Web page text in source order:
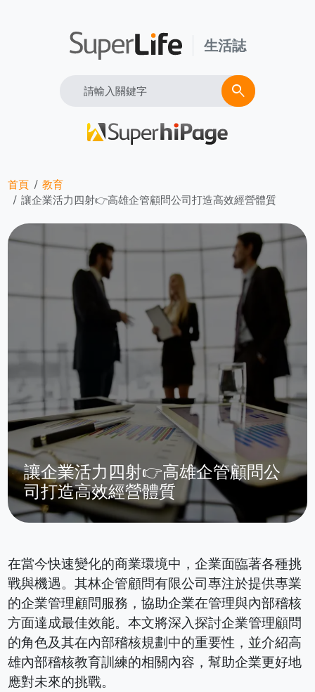
生活誌
Search search
首頁
教育
讓企業活力四射👉高雄企管顧問公司打造高效經營體質
讓企業活力四射👉高雄企管顧問公
司打造高效經營體質
在當今快速變化的商業環境中，企業面臨著各種挑
戰與機遇。其林企管顧問有限公司專注於提供專業
的企業管理顧問服務，協助企業在管理與內部稽核
方面達成最佳效能。本文將深入探討企業管理顧問
的角色及其在內部稽核規劃中的重要性，並介紹高
雄內部稽核教育訓練的相關內容，幫助企業更好地
應對未來的挑戰。